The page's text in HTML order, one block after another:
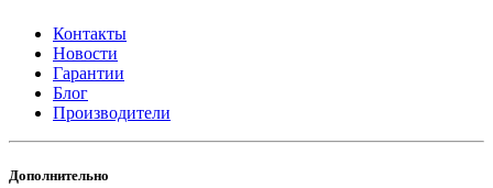
Контакты
Новости
Гарантии
Блог
Производители
Дополнительно